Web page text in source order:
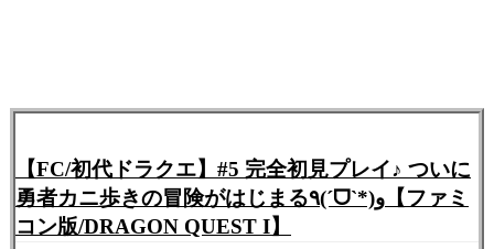
【FC/初代ドラクエ】#5 完全初見プレイ♪ ついに
勇者カニ歩きの冒険がはじまる٩(ˊᗜˋ*)و【ファミ
コン版/DRAGON QUEST I】